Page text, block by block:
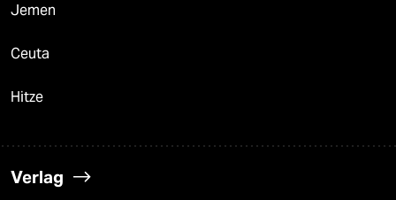
Jemen
Ceuta
Hitze
Verlag